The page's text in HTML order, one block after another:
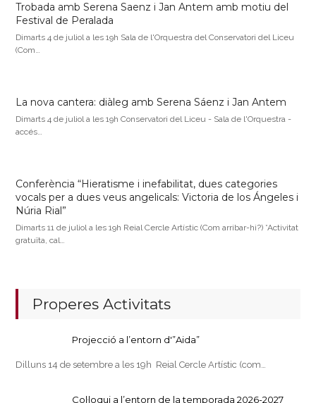
Trobada amb Serena Saenz i Jan Antem amb motiu del
Festival de Peralada
Dimarts 4 de juliol a les 19h Sala de l'Orquestra del Conservatori del Liceu
(Com…
La nova cantera: diàleg amb Serena Sáenz i Jan Antem
Dimarts 4 de juliol a les 19h Conservatori del Liceu - Sala de l'Orquestra -
accés…
Conferència “Hieratisme i inefabilitat, dues categories
vocals per a dues veus angelicals: Victoria de los Ángeles i
Núria Rial”
Dimarts 11 de juliol a les 19h Reial Cercle Artístic (Com arribar-hi?) *Activitat
gratuïta, cal…
Properes Activitats
Projecció a l’entorn d'”Aida”
Dilluns 14 de setembre a les 19h Reial Cercle Artístic (com…
Col·loqui a l’entorn de la temporada 2026-2027